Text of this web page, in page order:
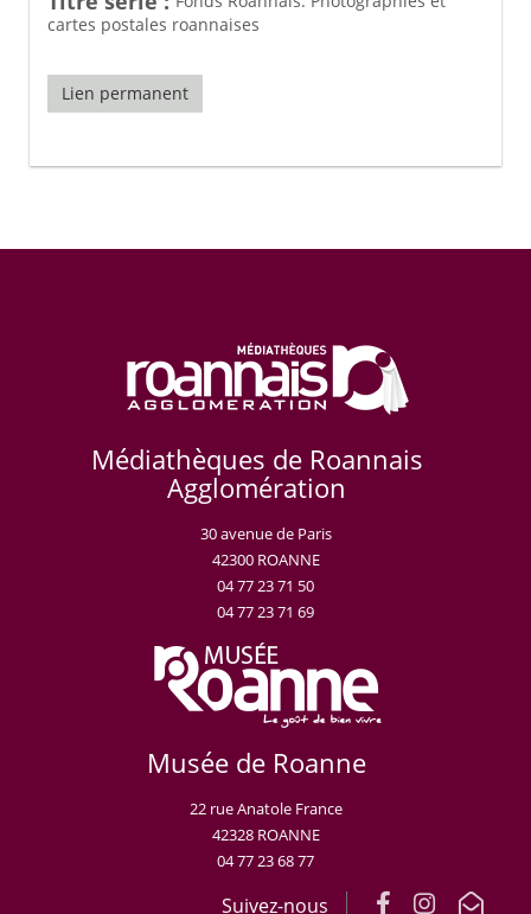
cartes postales roannaises
Lien permanent
Médiathèques de Roannais
Agglomération
30 avenue de Paris
42300 ROANNE
04 77 23 71 50
04 77 23 71 69
Musée de Roanne
22 rue Anatole France
42328 ROANNE
04 77 23 68 77
Suivez-nous